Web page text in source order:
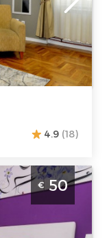
:40
4.9 (18)
-
Nikolaja
apartmana je
€50